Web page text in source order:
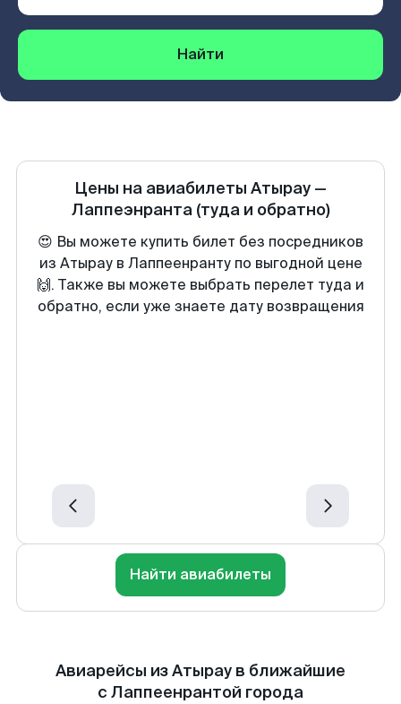
Найти
Цены на авиабилеты Атырау —
Лаппеэнранта (туда и обратно)
😍 Вы можете купить билет без посредников
из Атырау в Лаппеенранту по выгодной цене
🙌. Также вы можете выбрать перелет туда и
обратно, если уже знаете дату возвращения
Найти авиабилеты
Авиарейсы из Атырау в ближайшие
с Лаппеенрантой города